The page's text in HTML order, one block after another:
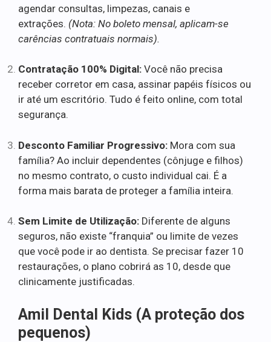
agendar consultas, limpezas, canais e
extrações. (Nota: No boleto mensal, aplicam-se
carências contratuais normais).
Contratação 100% Digital: Você não precisa
receber corretor em casa, assinar papéis físicos ou
ir até um escritório. Tudo é feito online, com total
segurança.
Desconto Familiar Progressivo: Mora com sua
família? Ao incluir dependentes (cônjuge e filhos)
no mesmo contrato, o custo individual cai. É a
forma mais barata de proteger a família inteira.
Sem Limite de Utilização: Diferente de alguns
seguros, não existe “franquia” ou limite de vezes
que você pode ir ao dentista. Se precisar fazer 10
restaurações, o plano cobrirá as 10, desde que
clinicamente justificadas.
Amil Dental Kids (A proteção dos
pequenos)